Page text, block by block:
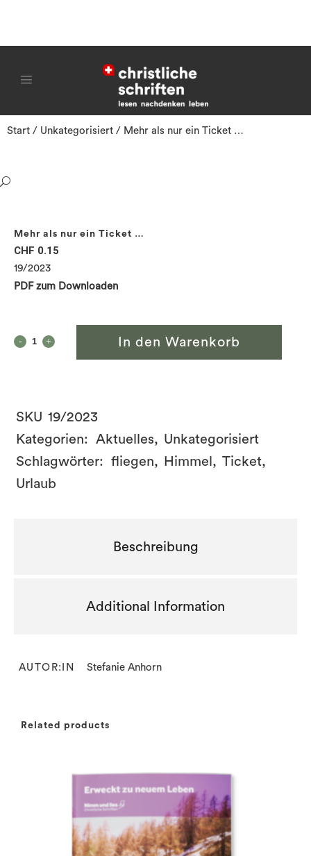
Start / Unkategorisiert / Mehr als nur ein Ticket …
Mehr als nur ein Ticket …
CHF 0.15
19/2023
PDF zum Downloaden
In den Warenkorb
SKU 19/2023
Kategorien: Aktuelles, Unkategorisiert
Schlagwörter: fliegen, Himmel , Ticket,
Urlaub
Beschreibung
Additional Information
AUTOR:IN Stefanie Anhorn
Related products